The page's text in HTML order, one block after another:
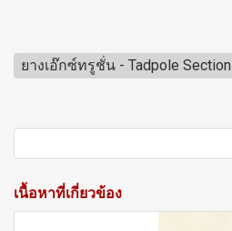
ยางเอ๊กซ์ทรูชั่น - Tadpole Section
เนื้อหาที่เกี่ยวข้อง